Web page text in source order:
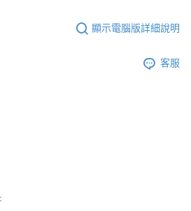
顯示電腦版詳細說明
客服